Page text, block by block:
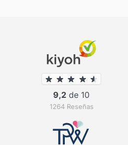
9,2 de 10
1264 Reseñas